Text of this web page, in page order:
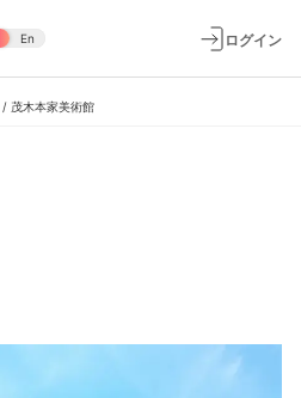
En ログイン
/ 茂木本家美術館